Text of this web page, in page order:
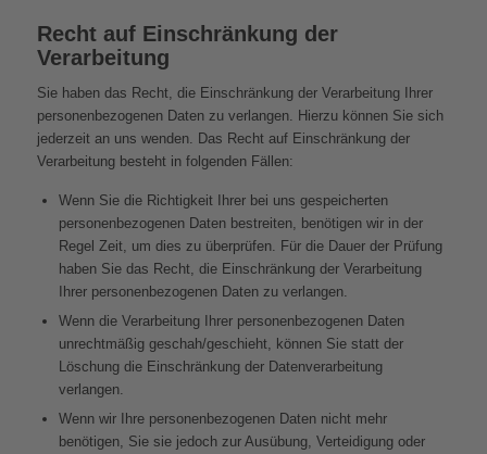
Recht auf Einschränkung der
Verarbeitung
Sie haben das Recht, die Einschränkung der Verarbeitung Ihrer
personenbezogenen Daten zu verlangen. Hierzu können Sie sich
jederzeit an uns wenden. Das Recht auf Einschränkung der
Verarbeitung besteht in folgenden Fällen:
Wenn Sie die Richtigkeit Ihrer bei uns gespeicherten
personenbezogenen Daten bestreiten, benötigen wir in der
Regel Zeit, um dies zu überprüfen. Für die Dauer der Prüfung
haben Sie das Recht, die Einschränkung der Verarbeitung
Ihrer personenbezogenen Daten zu verlangen.
Wenn die Verarbeitung Ihrer personenbezogenen Daten
unrechtmäßig geschah/geschieht, können Sie statt der
Löschung die Einschränkung der Datenverarbeitung
verlangen.
Wenn wir Ihre personenbezogenen Daten nicht mehr
benötigen, Sie sie jedoch zur Ausübung, Verteidigung oder